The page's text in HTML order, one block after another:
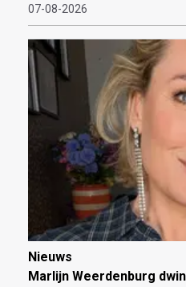
07-08-2026
Nieuws
Marlijn Weerdenburg